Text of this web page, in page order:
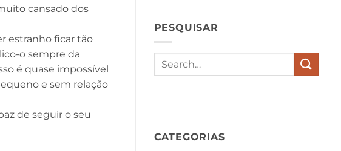
cansado dos
estranho ficar tão
o sempre da
é quase impossível
e sem relação
de seguir o seu
in
PESQUISAR
CATEGORIAS